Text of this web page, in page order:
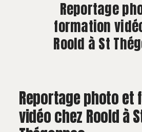
CONTACT
Reportage
formation
Roold à St
Reportage photo et
vidéo chez Roold à